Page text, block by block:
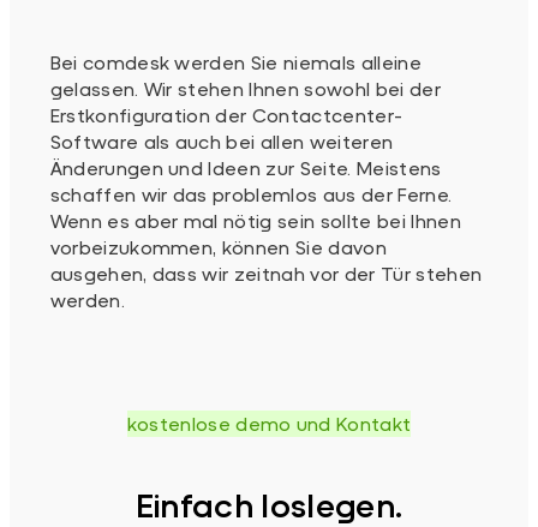
Bei comdesk werden Sie niemals alleine
gelassen. Wir stehen Ihnen sowohl bei der
Erstkonfiguration der Contactcenter-
Software als auch bei allen weiteren
Änderungen und Ideen zur Seite. Meistens
schaffen wir das problemlos aus der Ferne.
Wenn es aber mal nötig sein sollte bei Ihnen
vorbeizukommen, können Sie davon
ausgehen, dass wir zeitnah vor der Tür stehen
werden.
kostenlose demo und Kontakt
Einfach loslegen.